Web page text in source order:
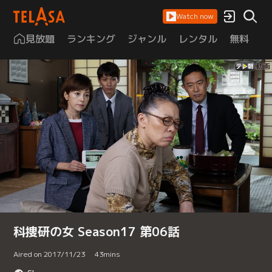
Watch now
見放題 ランキング ジャンル レンタル 無料
科捜研の女 Season17 第06話
Aired on 2017/11/23 43mins